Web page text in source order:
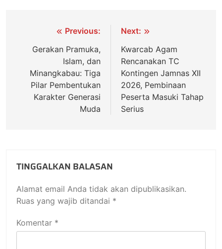
Previous:
Gerakan Pramuka,
Islam, dan
Minangkabau: Tiga
Pilar Pembentukan
Karakter Generasi
Muda
Next:
Kwarcab Agam
Rencanakan TC
Kontingen Jamnas XII
2026, Pembinaan
Peserta Masuki Tahap
Serius
TINGGALKAN BALASAN
Alamat email Anda tidak akan dipublikasikan.
Ruas yang wajib ditandai *
Komentar *